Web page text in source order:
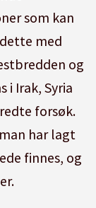
som kan
med
og
i Irak, Syria
forsøk.
har lagt
finnes, og